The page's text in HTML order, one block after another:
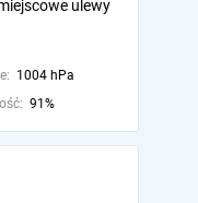
ulewy
1004 hPa
91%